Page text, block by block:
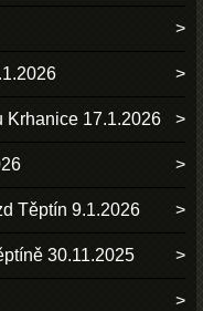
Krhanice 17.1.2026
Těptín 9.1.2026
30.11.2025